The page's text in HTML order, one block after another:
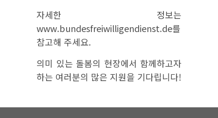
자세한 정보는
www.bundesfreiwilligendienst.de를
참고해 주세요.
의미 있는 돌봄의 현장에서 함께하고자
하는 여러분의 많은 지원을 기다립니다!